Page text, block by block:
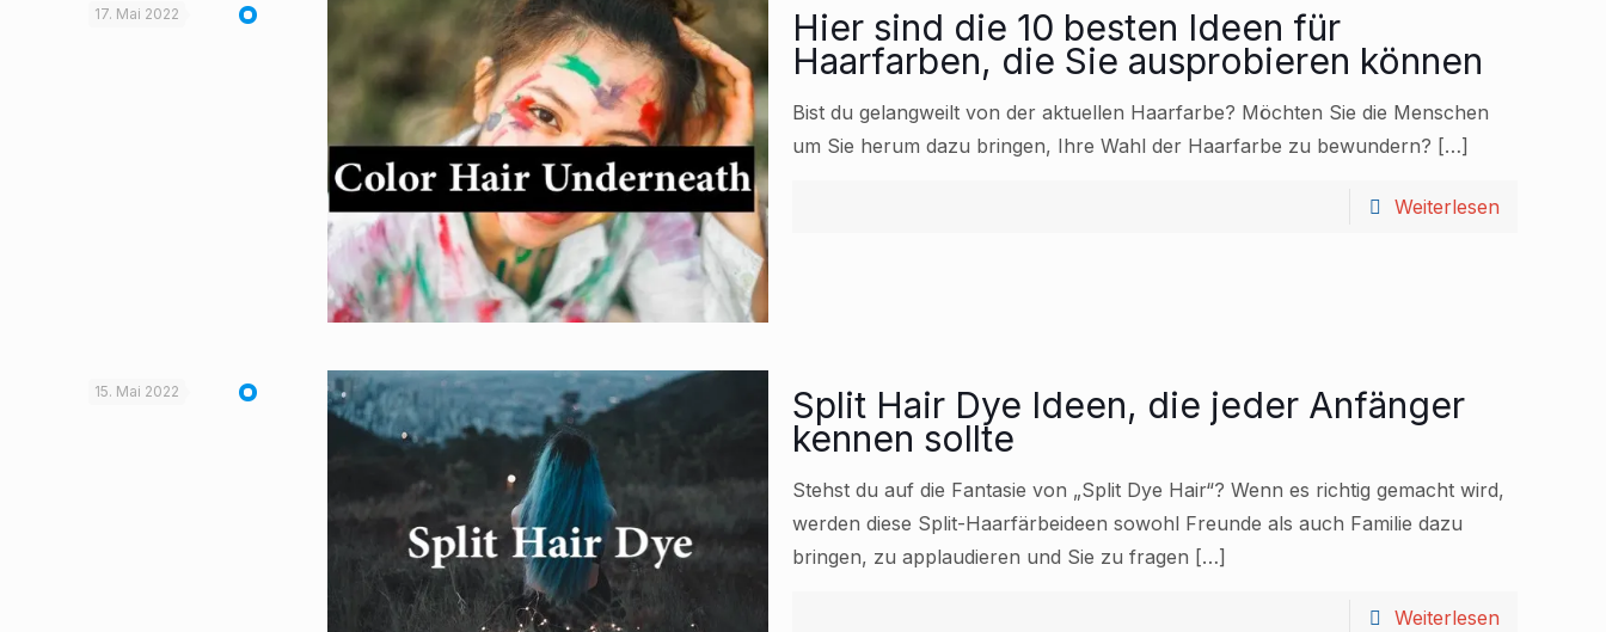
17. Mai 2022 Hier sind die 10 besten Ideen für
Haarfarben, die Sie ausprobieren können
Bist du gelangweilt von der aktuellen Haarfarbe? Möchten Sie die Menschen
um Sie herum dazu bringen, Ihre Wahl der Haarfarbe zu bewundern? […]
Weiterlesen
15. Mai 2022 Split Hair Dye Ideen, die jeder Anfänger
kennen sollte
Stehst du auf die Fantasie von „Split Dye Hair“? Wenn es richtig gemacht wird,
werden diese Split-Haarfärbeideen sowohl Freunde als auch Familie dazu
bringen, zu applaudieren und Sie zu fragen […]
Weiterlesen